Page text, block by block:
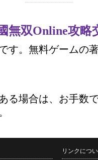
無双Online攻
す。無料ゲームの
る場合は、お手数
リンクにつ